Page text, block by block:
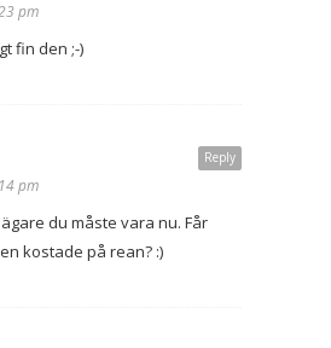
pm
fin den ;-)
Reply
pm
du måste vara nu. Får
kostade på rean? :)